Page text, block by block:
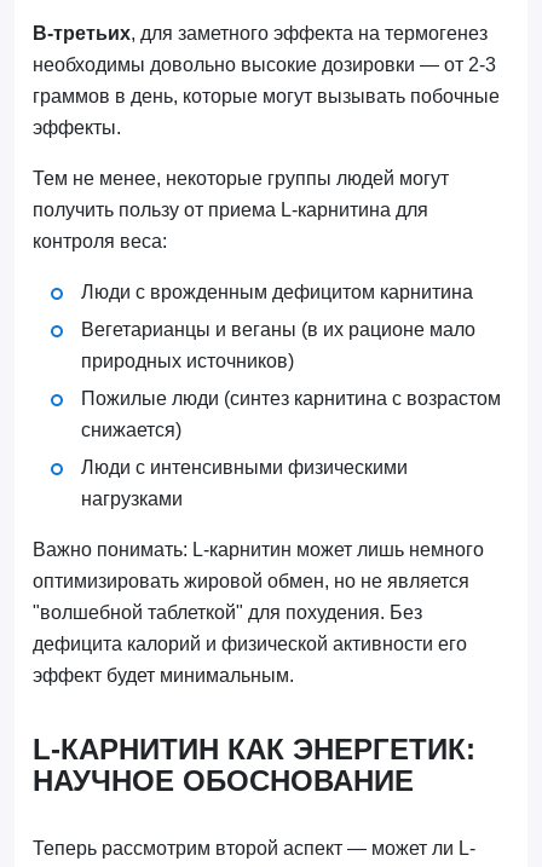
В-третьих, для заметного эффекта на термогенез
необходимы довольно высокие дозировки — от 2-3
граммов в день, которые могут вызывать побочные
эффекты.
Тем не менее, некоторые группы людей могут
получить пользу от приема L-карнитина для
контроля веса:
Люди с врожденным дефицитом карнитина
Вегетарианцы и веганы (в их рационе мало
природных источников)
Пожилые люди (синтез карнитина с возрастом
снижается)
Люди с интенсивными физическими
нагрузками
Важно понимать: L-карнитин может лишь немного
оптимизировать жировой обмен, но не является
"волшебной таблеткой" для похудения. Без
дефицита калорий и физической активности его
эффект будет минимальным.
L-КАРНИТИН КАК ЭНЕРГЕТИК:
НАУЧНОЕ ОБОСНОВАНИЕ
Теперь рассмотрим второй аспект — может ли L-